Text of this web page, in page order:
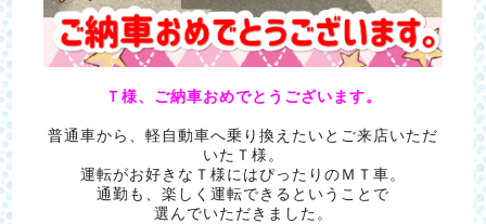
Ｔ様、ご納車おめでとうございます。
普通車から、軽自動車へ乗り換えたいとご来店いただ
いたＴ様。
運転がお好きなＴ様にはぴったりのＭＴ車。
通勤も、楽しく運転できるということで
選んでいただきました。